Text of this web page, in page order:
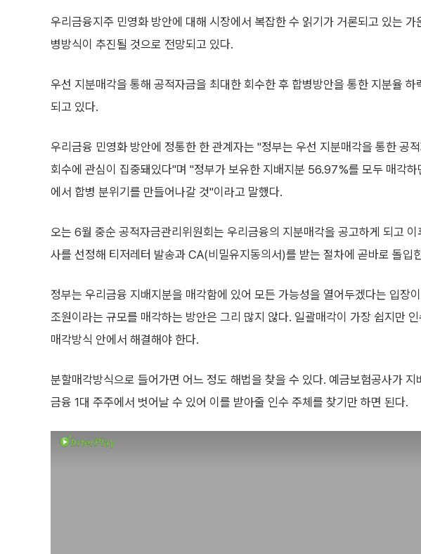
우리금융지주 민영화 방안에 대해 시장에서 복잡한 수 읽기가 거론되고 있는
병방식이 추진될 것으로 전망되고 있다.
우선 지분매각을 통해 공적자금을 최대한 회수한 후 합병방안을 통한 지분율 하
되고 있다.
우리금융 민영화 방안에 정통한 한 관계자는 "정부는 우선 지분매각을 통한 공
회수에 관심이 집중돼있다"며 "정부가 보유한 지배지분 56.97%를 모두 매각하
에서 합병 분위기를 만들어나갈 것"이라고 말했다.
오는 6월 중순 공적자금관리위원회는 우리금융의 지분매각을 공고하게 되고 이
사를 선정해 티저레터 발송과 CA(비밀유지동의서)를 받는 절차에 곧바로 돌입
정부는 우리금융 지배지분을 매각함에 있어 모든 가능성을 열어두겠다는 입장
조원이라는 규모를 매각하는 방안은 그리 많지 않다. 일괄매각이 가장 쉽지만
매각방식 안에서 해결해야 한다.
분할매각방식으로 들어가면 어느 정도 해법을 찾을 수 있다. 예금보험공사가
금융 1대 주주에서 벗어날 수 있어 이를 받아줄 인수 주체를 찾기만 하면 된다.